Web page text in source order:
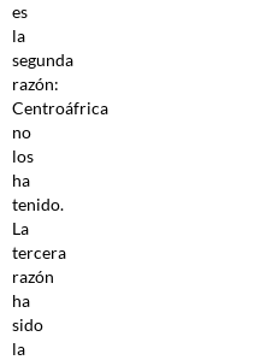
es
la
segunda
razón:
Centroáfrica
no
los
ha
tenido.
La
tercera
razón
ha
sido
la